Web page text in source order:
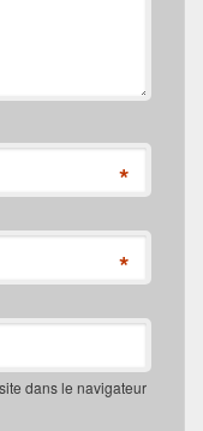
*
*
dans le navigateur